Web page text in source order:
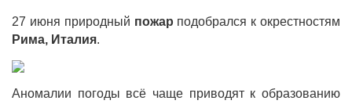
27 июня природный пожар подобрался к окрестностям
Рима, Италия.
Аномалии погоды всё чаще приводят к образованию